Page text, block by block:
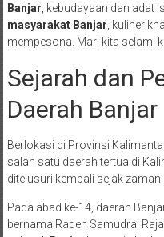
Banjar , kebudayaan dan adat
masyarakat Banjar , kuliner
mempesona. Mari kita selami
Sejarah dan
Daerah Banjar
Berlokasi di Provinsi
salah satu daerah tertua di
ditelusuri kembali sejak zaman
Pada abad ke-14, daerah
bernama Raden Samudra.